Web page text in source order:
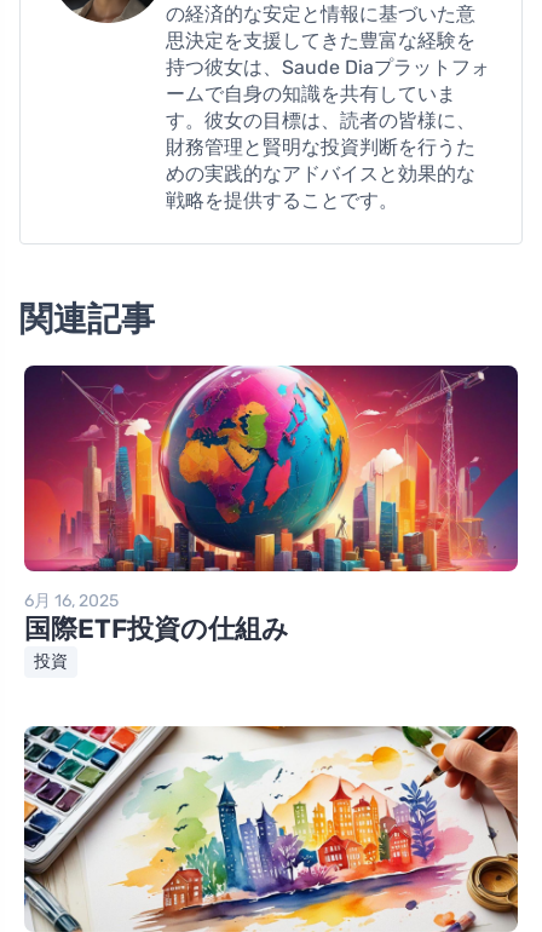
の経済的な安定と情報に基づいた意
思決定を支援してきた豊富な経験を
持つ彼女は、Saude Diaプラットフォ
ームで自身の知識を共有していま
す。彼女の目標は、読者の皆様に、
財務管理と賢明な投資判断を行うた
めの実践的なアドバイスと効果的な
戦略を提供することです。
関連記事
6月 16, 2025
国際ETF投資の仕組み
投資